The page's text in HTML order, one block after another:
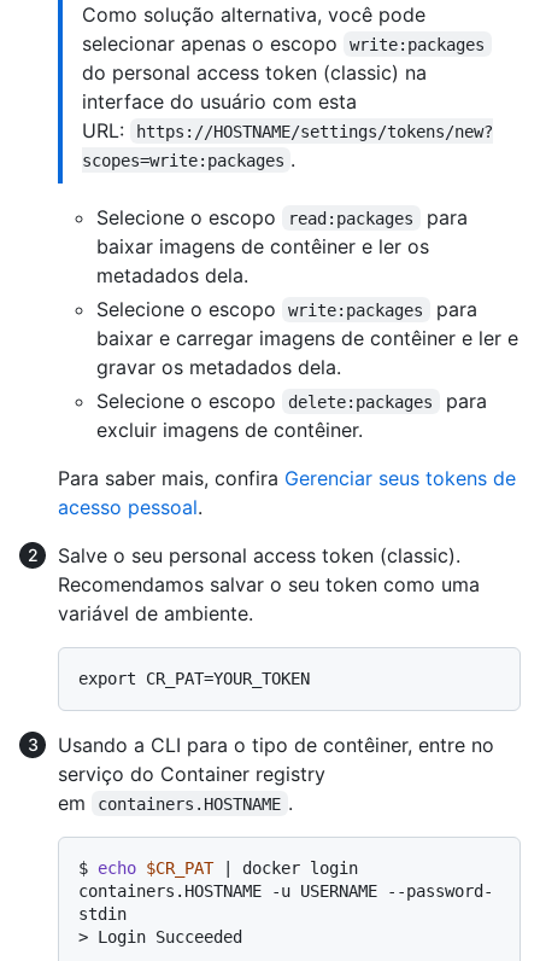
Como solução alternativa, você pode
selecionar apenas o escopo
write:packages
do personal access token (classic) na
interface do usuário com esta
URL:
https://HOSTNAME/settings/tokens/new?
scopes=write:packages .
Selecione o escopo read:packages
para
baixar imagens de contêiner e ler os
metadados dela.
Selecione o escopo
write:packages
para
baixar e carregar imagens de contêiner e ler e
gravar os metadados dela.
Selecione o escopo
delete:packages
para
excluir imagens de contêiner.
Para saber mais, confira Gerenciar seus tokens de
acesso pessoal.
Salve o seu personal access token (classic).
Recomendamos salvar o seu token como uma
variável de ambiente.
Usando a CLI para o tipo de contêiner, entre no
serviço do Container registry
em
containers.HOSTNAME .
$ echo $CR_PAT | docker login
containers.HOSTNAME -u USERNAME --password-
stdin
> Login Succeeded